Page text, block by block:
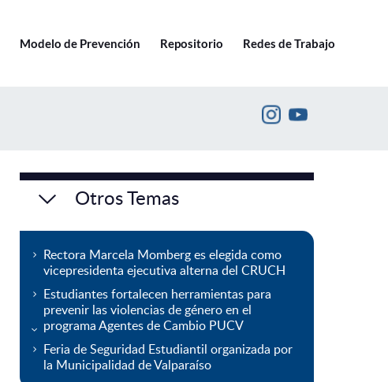
Modelo de Prevención Repositorio Redes de Trabajo
Otros Temas
Rectora Marcela Momberg es elegida como
vicepresidenta ejecutiva alterna del CRUCH
Estudiantes fortalecen herramientas para
prevenir las violencias de género en el
programa Agentes de Cambio PUCV
Feria de Seguridad Estudiantil organizada por
la Municipalidad de Valparaíso